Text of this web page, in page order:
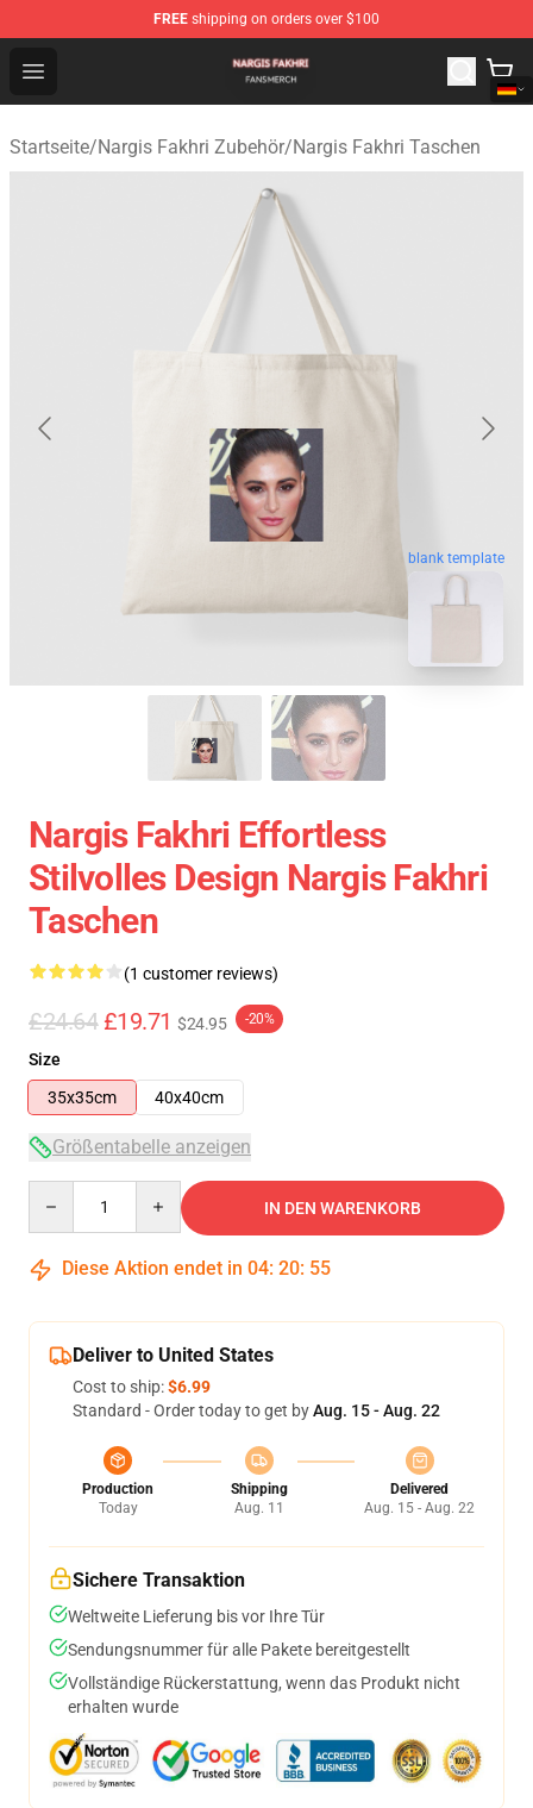
FREE shipping on orders over $100
Open menu
Nargis Fakhri Shop - Official Nargis Fakhri Merchandise
Startseite/Nargis Fakhri Zubehör/Nargis Fakhri Taschen
blank template
Nargis Fakhri Effortless
Stilvolles Design Nargis Fakhri
Taschen
(1 customer reviews)
£24.64 £19.71 $24.95 -20%
Size
35x35cm
40x40cm
Größentabelle anzeigen
IN DEN WARENKORB
Diese Aktion endet in 04: 20: 55
Deliver to United States
Cost to ship:$6.99
Standard - Order today to get byAug. 15 - Aug. 22
Production
Today
Shipping
Aug. 11
Delivered
Aug. 15 - Aug. 22
Sichere Transaktion
Weltweite Lieferung bis vor Ihre Tür
Sendungsnummer für alle Pakete bereitgestellt
Vollständige Rückerstattung, wenn das Produkt nicht
erhalten wurde